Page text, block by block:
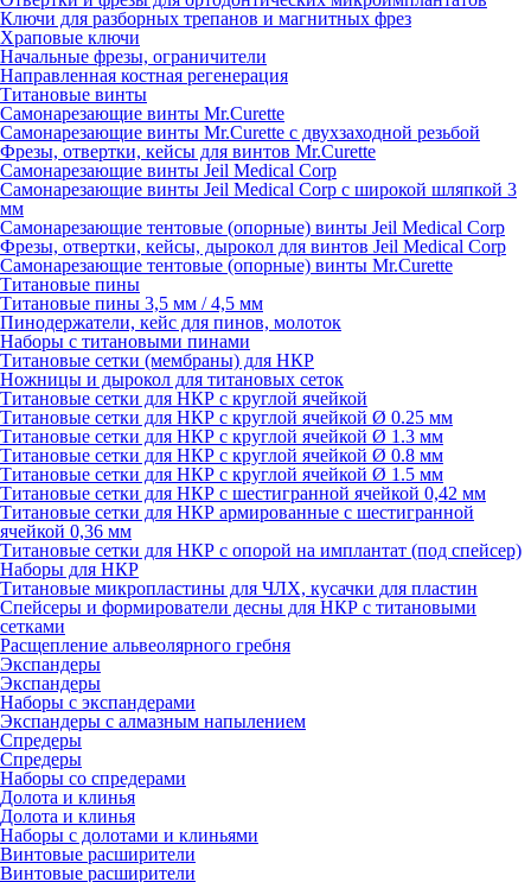
Ключи для разборных трепанов и магнитных фрез
Храповые ключи
Начальные фрезы, ограничители
Направленная костная регенерация
Титановые винты
Самонарезающие винты Mr.Curette
Самонарезающие винты Mr.Curette с двухзаходной резьбой
Фрезы, отвертки, кейсы для винтов Mr.Curette
Самонарезающие винты Jeil Medical Corp
Самонарезающие винты Jeil Medical Corp c широкой шляпкой 3
мм
Самонарезающие тентовые (опорные) винты Jeil Medical Corp
Фрезы, отвертки, кейсы, дырокол для винтов Jeil Medical Corp
Самонарезающие тентовые (опорные) винты Mr.Curette
Титановые пины
Титановые пины 3,5 мм / 4,5 мм
Пинодержатели, кейс для пинов, молоток
Наборы с титановыми пинами
Титановые сетки (мембраны) для НКР
Ножницы и дырокол для титановых сеток
Титановые сетки для НКР с круглой ячейкой
Титановые сетки для НКР с круглой ячейкой Ø 0.25 мм
Титановые сетки для НКР c круглой ячейкой Ø 1.3 мм
Титановые сетки для НКР с круглой ячейкой Ø 0.8 мм
Титановые сетки для НКР c круглой ячейкой Ø 1.5 мм
Титановые сетки для НКР с шестигранной ячейкой 0,42 мм
Титановые сетки для НКР армированные с шестигранной
ячейкой 0,36 мм
Титановые сетки для НКР с опорой на имплантат (под спейсер)
Наборы для НКР
Титановые микропластины для ЧЛХ, кусачки для пластин
Спейсеры и формирователи десны для НКР с титановыми
сетками
Расщепление альвеолярного гребня
Экспандеры
Экспандеры
Наборы с экспандерами
Экспандеры с алмазным напылением
Спредеры
Спредеры
Наборы со спредерами
Долота и клинья
Долота и клинья
Наборы с долотами и клиньями
Винтовые расширители
Винтовые расширители